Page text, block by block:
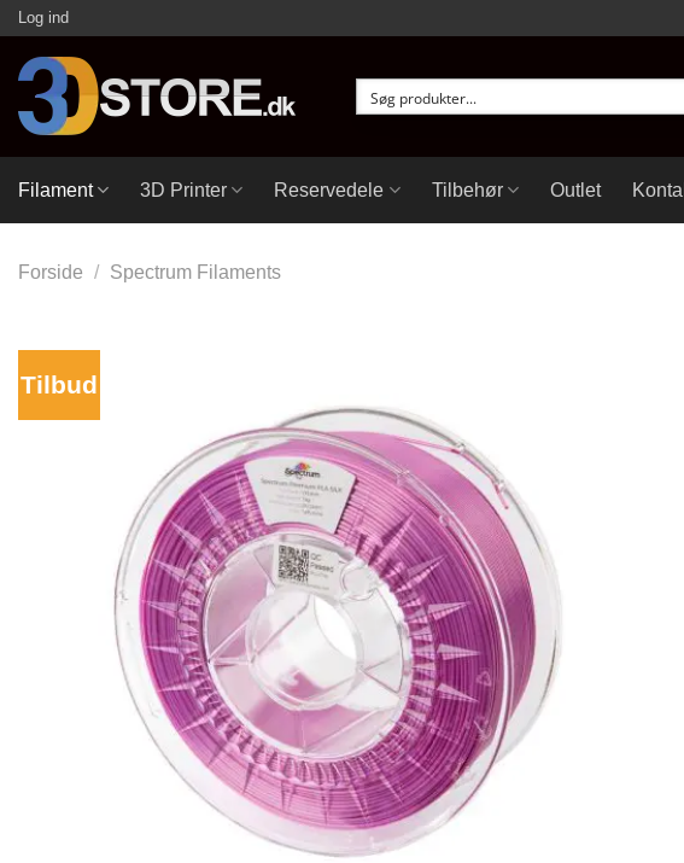
Fortsæt
indhold
Log ind
Filament 3D Printer Reservedele Tilbehør Outlet
Forside / Spectrum Filaments
Tilbud